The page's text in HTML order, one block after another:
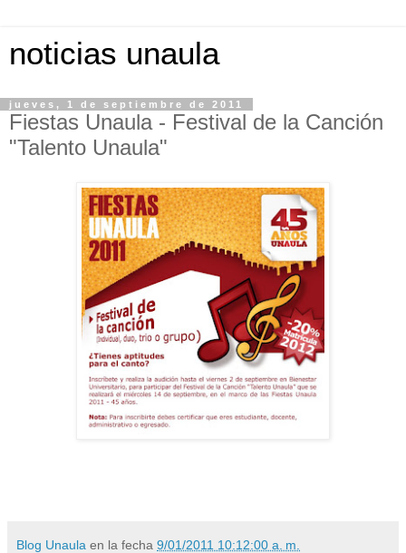
noticias unaula
jueves, 1 de septiembre de 2011
Fiestas Unaula - Festival de la Canción
"Talento Unaula"
Blog Unaula en la fecha 9/01/2011 10:12:00 a. m.